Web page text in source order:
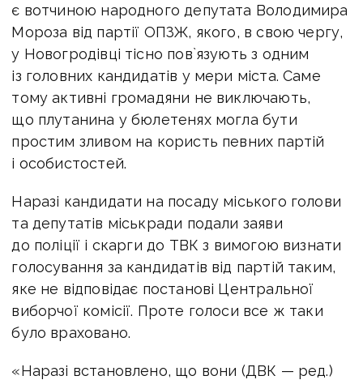
є вотчиною народного депутата Володимира
Мороза від партії ОПЗЖ, якого, в свою чергу,
у Новогродівці тісно пов`язують з одним
із головних кандидатів у мери міста. Саме
тому активні громадяни не виключають,
що плутанина у бюлетенях могла бути
простим зливом на користь певних партій
і особистостей.
Наразі кандидати на посаду міського голови
та депутатів міськради подали заяви
до поліції і скарги до ТВК з вимогою визнати
голосування за кандидатів від партій таким,
яке не відповідає постанові Центральної
виборчої комісії. Проте голоси все ж таки
було враховано.
«Наразі встановлено, що вони (ДВК — ред.)